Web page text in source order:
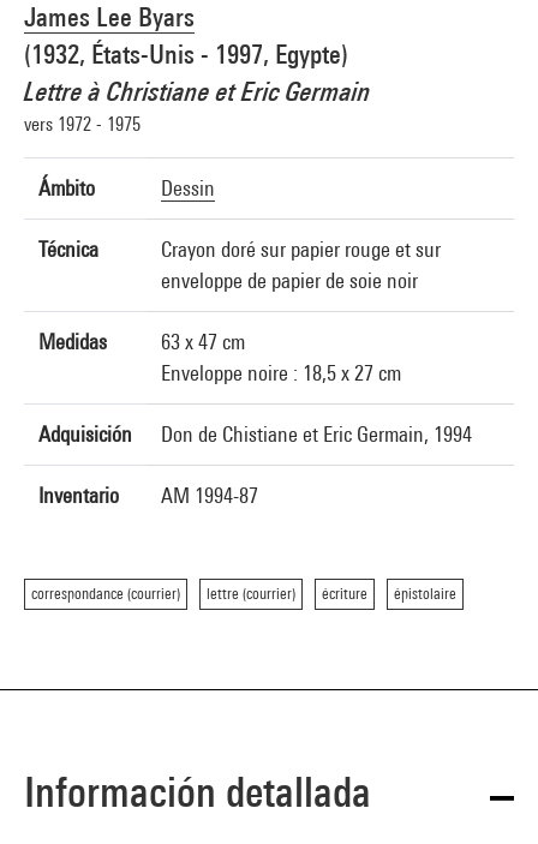
James Lee Byars
(1932, États-Unis - 1997, Egypte)
Lettre à Christiane et Eric Germain
vers 1972 - 1975
Ámbito Dessin
Técnica
Crayon doré sur papier rouge et sur
enveloppe de papier de soie noir
Medidas
63 x 47 cm
Enveloppe noire : 18,5 x 27 cm
Adquisición Don de Chistiane et Eric Germain, 1994
Inventario AM 1994-87
correspondance (courrier) lettre (courrier) écriture épistolaire
Créditos fotográficos : Centre Pompidou, MNAM-CCI/Philippe Migeat/Dist.
GrandPalaisRmn
Referencia de la imagen : 4R00319 [1994 CX 0347]
Difusión de la imagen :GrandPalaisRmnPhoto
Información detallada